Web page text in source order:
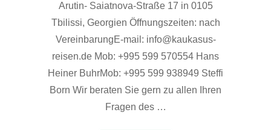
Arutin- Saiatnova-Straße 17 in 0105
Tbilissi, Georgien Öffnungszeiten: nach
VereinbarungE-mail: info@kaukasus-
reisen.de Mob: +995 599 570554 Hans
Heiner BuhrMob: +995 599 938949 Steffi
Born Wir beraten Sie gern zu allen Ihren
Fragen des …